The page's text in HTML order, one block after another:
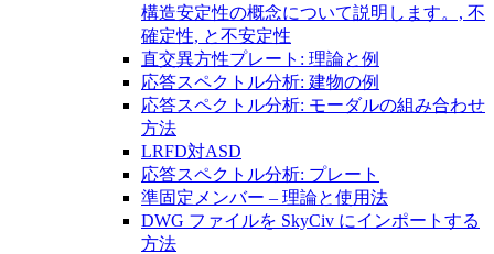
構造安定性の概念について説明します。, 不
確定性, と不安定性
直交異方性プレート: 理論と例
応答スペクトル分析: 建物の例
応答スペクトル分析: モーダルの組み合わせ
方法
LRFD対ASD
応答スペクトル分析: プレート
準固定メンバー – 理論と使用法
DWG ファイルを SkyCiv にインポートする
方法